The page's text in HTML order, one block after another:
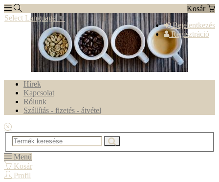
Kosár
Bejelentkezés
Regisztráció
Select Language ▼
Hírek
Kapcsolat
Rólunk
Szállítás - fizetés - átvétel
Menü
Kosár
Profil